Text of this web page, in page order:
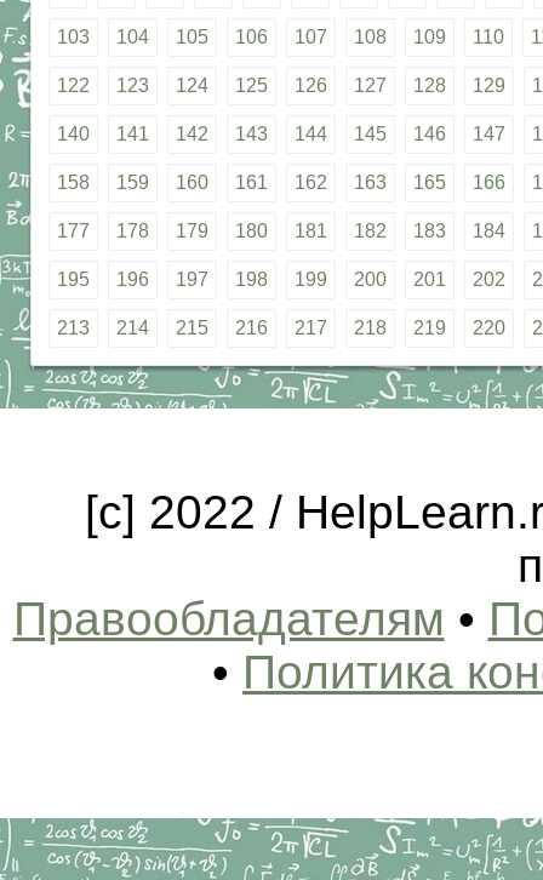
103 104 105 106 107 108 109 110
122 123 124 125 126 127 128 129
140 141 142 143 144 145 146 147
158 159 160 161 162 163 165 166
177 178 179 180 181 182 183 184
195 196 197 198 199 200 201 202
213 214 215 216 217 218 219 220
[c] 2022 /
Правообладателям •
• Политика